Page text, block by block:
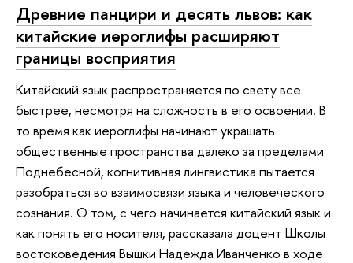
Древние панцири и десять львов: как
китайские иероглифы расширяют
границы восприятия
Китайский язык распространяется по свету все
быстрее, несмотря на сложность в его освоении. В
то время как иероглифы начинают украшать
общественные пространства далеко за пределами
Поднебесной, когнитивная лингвистика пытается
разобраться во взаимосвязи языка и человеческого
сознания. О том, с чего начинается китайский язык и
как понять его носителя, рассказала доцент Школы
востоковедения Вышки Надежда Иванченко в ходе